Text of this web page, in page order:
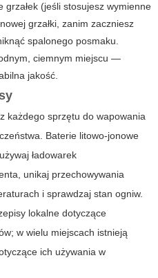
grzałek (jeśli stosujesz wymienne
grzałki, zanim zaczniesz
spalonego posmaku.
ciemnym miejscu —
jakość.
każdego sprzętu do wapowania
Baterie litowo-jonowe
ładowarek
unikaj przechowywania
i sprawdzaj stan ogniw.
lokalne dotyczące
w wielu miejscach istnieją
ich używania w